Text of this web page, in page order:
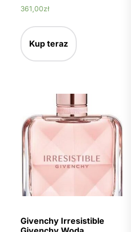
361,00zł
Kup teraz
Givenchy Irresistible